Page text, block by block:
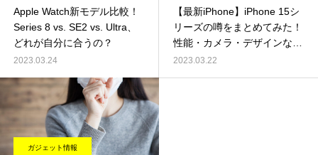
Apple Watch新モデル比較！
Series 8 vs. SE2 vs. Ultra、
どれが自分に合うの？
2023.03.24
【最新iPhone】iPhone 15シ
リーズの噂をまとめてみた！
性能・カメラ・デザインなど
最新情報をチェック！
2023.03.22
ガジェット情報